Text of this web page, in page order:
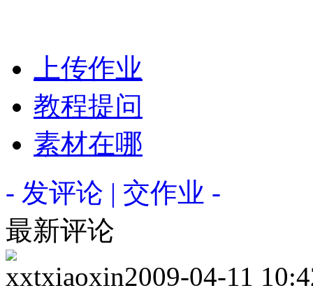
上传作业
教程提问
素材在哪
- 发评论 | 交作业 -
最新评论
xxtxiaoxin2009-04-11